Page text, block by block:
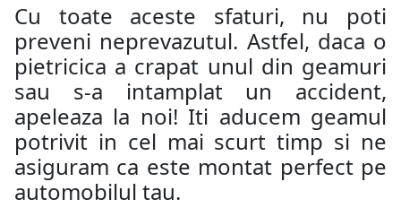
Cu toate aceste sfaturi, nu poti
preveni neprevazutul. Astfel, daca o
pietricica a crapat unul din geamuri
sau s-a intamplat un accident,
apeleaza la noi! Iti aducem geamul
potrivit in cel mai scurt timp si ne
asiguram ca este montat perfect pe
automobilul tau.